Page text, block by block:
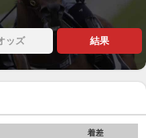
ッズ 結果
着差